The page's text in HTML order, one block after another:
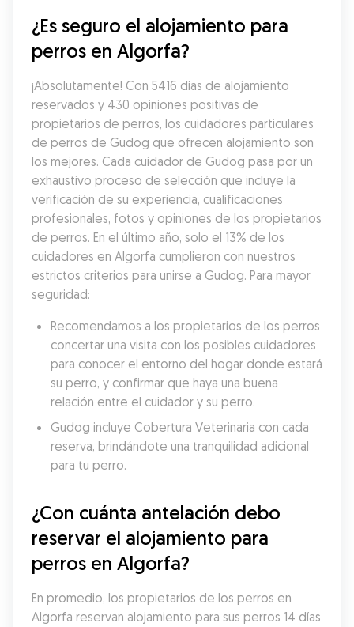
¿Es seguro el alojamiento para
perros en Algorfa?
¡Absolutamente! Con 5416 días de alojamiento
reservados y 430 opiniones positivas de
propietarios de perros, los cuidadores particulares
de perros de Gudog que ofrecen alojamiento son
los mejores. Cada cuidador de Gudog pasa por un
exhaustivo proceso de selección que incluye la
verificación de su experiencia, cualificaciones
profesionales, fotos y opiniones de los propietarios
de perros. En el último año, solo el 13% de los
cuidadores en Algorfa cumplieron con nuestros
estrictos criterios para unirse a Gudog. Para mayor
seguridad:
Recomendamos a los propietarios de los perros
concertar una visita con los posibles cuidadores
para conocer el entorno del hogar donde estará
su perro, y confirmar que haya una buena
relación entre el cuidador y su perro.
Gudog incluye Cobertura Veterinaria con cada
reserva, brindándote una tranquilidad adicional
para tu perro.
¿Con cuánta antelación debo
reservar el alojamiento para
perros en Algorfa?
En promedio, los propietarios de los perros en
Algorfa reservan alojamiento para sus perros 14 días